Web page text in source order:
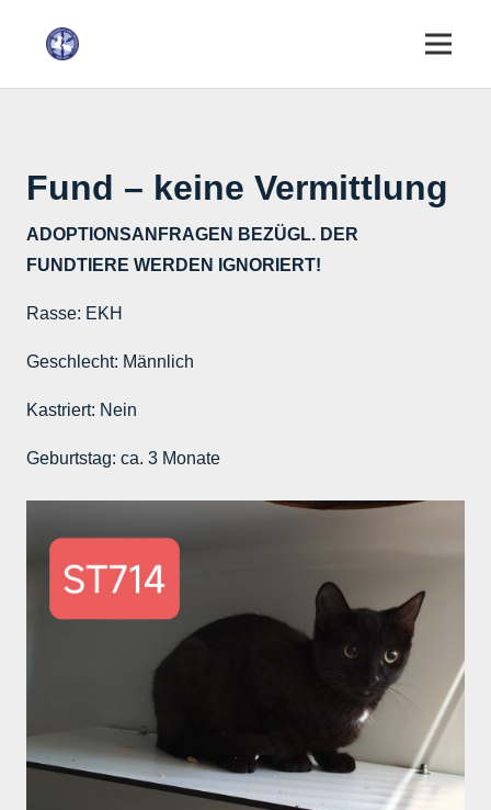
Fund – keine Vermittlung
ADOPTIONSANFRAGEN BEZÜGL. DER
FUNDTIERE WERDEN IGNORIERT!
Rasse: EKH
Geschlecht: Männlich
Kastriert: Nein
Geburtstag: ca. 3 Monate